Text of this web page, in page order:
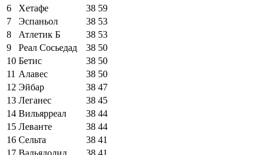
6
Хетафе 38 59
7
Эспаньол 38 53
8
Атлетик Б 38 53
9
Реал Сосьедад 38 50
10 Бетис 38 50
11 Алавес 38 50
12 Эйбар 38 47
13 Леганес 38 45
14 Вильярреал 38 44
15 Леванте 38 44
16 Сельта 38 41
17 Вальядолид 38 41